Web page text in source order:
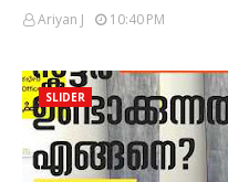
Ariyan J 10:40 PM
SLIDER